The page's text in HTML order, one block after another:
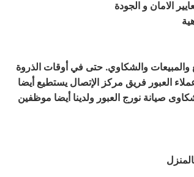
والشكاوي. حتى في أوقات الذروة
توفير وحل جميع المشكلات عملاء العبور فريق مركز الإتصال يستطيع أيضا
صيانة نورج العبور ولدينا أيضا موظفين